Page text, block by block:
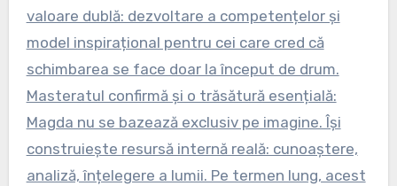
valoare dublă: dezvoltare a competențelor și
model inspirațional pentru cei care cred că
schimbarea se face doar la început de drum.
Masteratul confirmă și o trăsătură esențială:
Magda nu se bazează exclusiv pe imagine. Își
construiește resursă internă reală: cunoaștere,
analiză, înțelegere a lumii. Pe termen lung, acest